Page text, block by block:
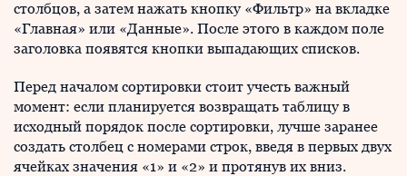
столбцов, а затем нажать кнопку «Фильтр» на вкладке
«Главная» или «Данные». После этого в каждом поле
заголовка появятся кнопки выпадающих списков.
Перед началом сортировки стоит учесть важный
момент: если планируется возвращать таблицу в
исходный порядок после сортировки, лучше заранее
создать столбец с номерами строк, введя в первых двух
ячейках значения «1» и «2» и протянув их вниз.